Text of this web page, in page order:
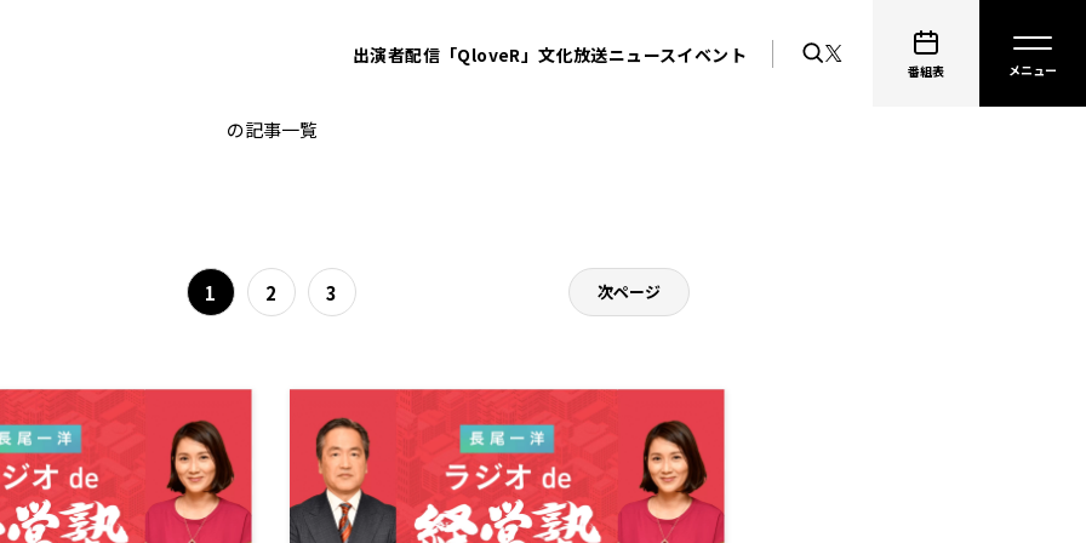
出演者配信「QloveR」文化放送ニュースイベント
番組表
長尾一洋 ラジオde経営塾
の記事一覧
1 2 3 次ページ